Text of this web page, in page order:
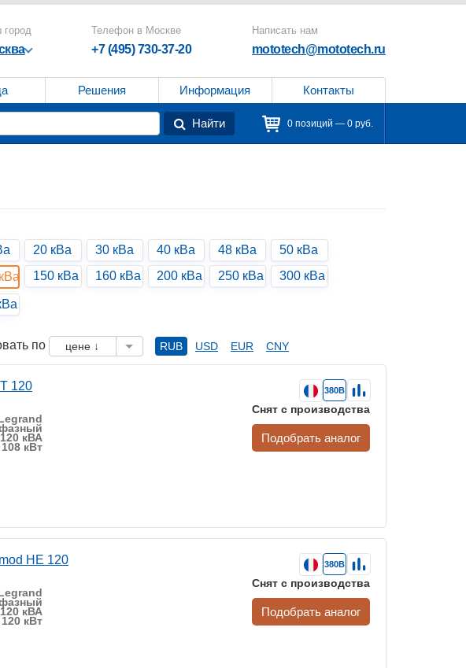
город Телефон в Москве
+7 (495) 730-37-20
Написать нам
mototech@mototech.ru
Решения Информация Контакты
Найти 0 позиций — 0 руб.
20 кВа 30 кВа 40 кВа 48 кВа
50 кВа
150 кВа 160 кВа 200 кВа 250 кВа 300 кВа
по цене ↓ RUB USD EUR CNY
120
120 кВА
108 кВт
380В
Снят с производства
Подобрать аналог
HE 120
120 кВА
120 кВт
380В
Снят с производства
Подобрать аналог